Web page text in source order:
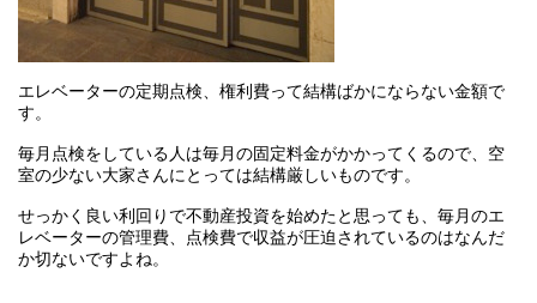
エレベーターの定期点検、権利費って結構ばかにならない金額で
す。
毎月点検をしている人は毎月の固定料金がかかってくるので、空
室の少ない大家さんにとっては結構厳しいものです。
せっかく良い利回りで不動産投資を始めたと思っても、毎月のエ
レベーターの管理費、点検費で収益が圧迫されているのはなんだ
か切ないですよね。